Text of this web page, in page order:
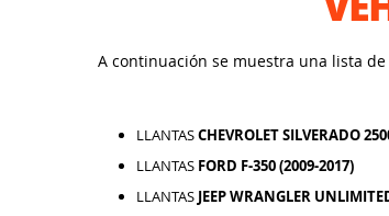
A continuación se muestra una lista
LLANTASCHEVROLET SILVERADO
LLANTAS FORD F-350 (2009-2017)
LLANTAS JEEP WRANGLER